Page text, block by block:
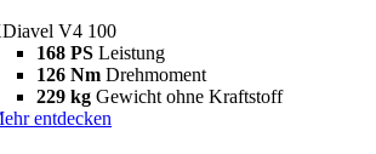
V4 100
168 PS Leistung
126 Nm Drehmoment
229 kg Gewicht ohne Kraftstoff
entdecken